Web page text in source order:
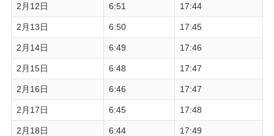
2月12日 6:51 17:44
2月13日 6:50 17:45
2月14日 6:49 17:46
2月15日 6:48 17:47
2月16日 6:46 17:47
2月17日 6:45 17:48
2月18日 6:44 17:49